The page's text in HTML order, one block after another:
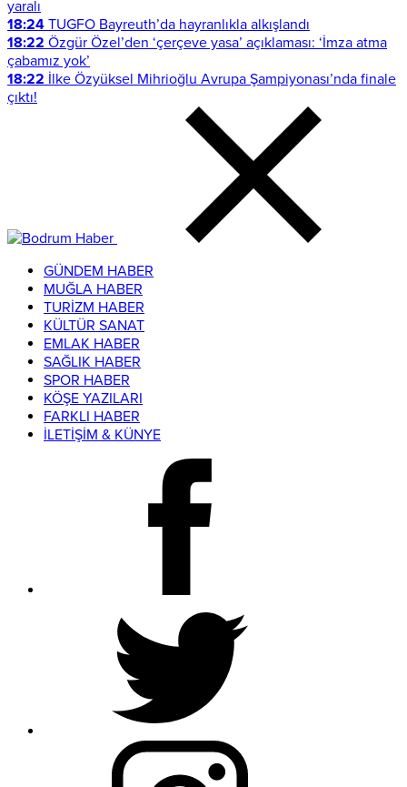
yaralı
18:24 TUGFO Bayreuth’da hayranlıkla alkışlandı
18:22 Özgür Özel’den ‘çerçeve yasa’ açıklaması: ‘İmza atma
çabamız yok’
18:22 İlke Özyüksel Mihrioğlu Avrupa Şampiyonası’nda finale
çıktı!
GÜNDEM HABER
MUĞLA HABER
TURİZM HABER
KÜLTÜR SANAT
EMLAK HABER
SAĞLIK HABER
SPOR HABER
KÖŞE YAZILARI
FARKLI HABER
İLETİŞİM & KÜNYE